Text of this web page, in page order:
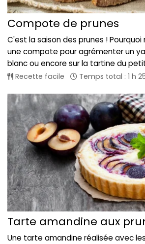
Compote de prunes
C'est la saison des prunes ! Pourquoi
une compote pour agrémenter un
blanc ou encore sur la tartine du
Recette facile Temps total : 1 h
Tarte amandine aux
Une tarte amandine réalisée avec